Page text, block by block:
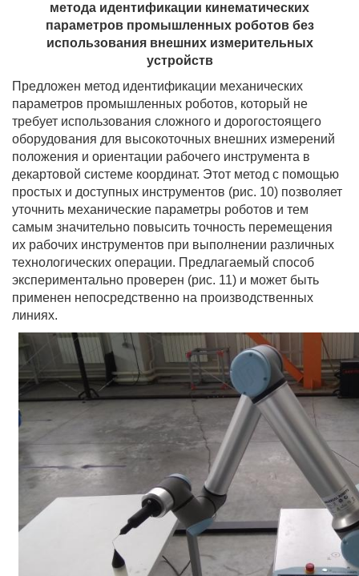
метода идентификации кинематических
параметров промышленных роботов без
использования внешних измерительных
устройств
Предложен метод идентификации механических
параметров промышленных роботов, который не
требует использования сложного и дорогостоящего
оборудования для высокоточных внешних измерений
положения и ориентации рабочего инструмента в
декартовой системе координат. Этот метод с помощью
простых и доступных инструментов (рис. 10) позволяет
уточнить механические параметры роботов и тем
самым значительно повысить точность перемещения
их рабочих инструментов при выполнении различных
технологических операции. Предлагаемый способ
экспериментально проверен (рис. 11) и может быть
применен непосредственно на производственных
линиях.